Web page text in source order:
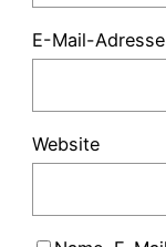
E-Mail-Adresse
Website